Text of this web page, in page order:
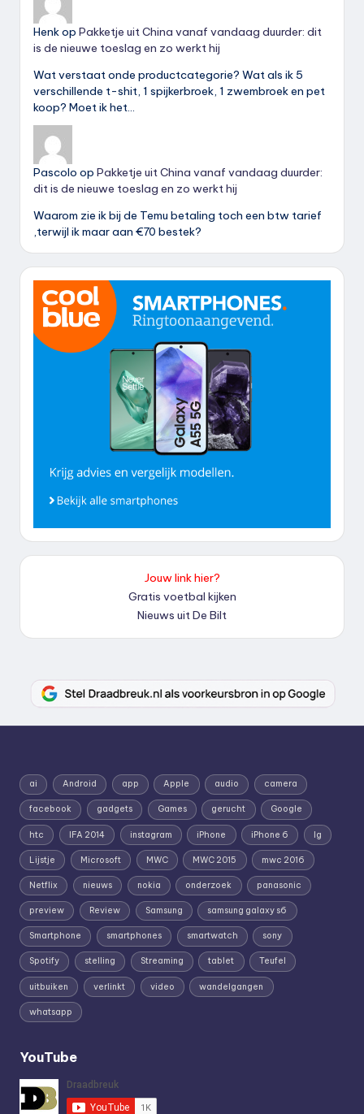
Henkop Pakketje uit China vanaf vandaag duurder: dit
is de nieuwe toeslag en zo werkt hij
Wat verstaat onde productcategorie? Wat als ik 5
verschillende t-shit, 1 spijkerbroek, 1 zwembroek en pet
koop? Moet ik het…
Pascolo op Pakketje uit China vanaf vandaag duurder:
dit is de nieuwe toeslag en zo werkt hij
Waarom zie ik bij de Temu betaling toch een btw tarief
,terwijl ik maar aan €70 bestek?
Jouw link hier?
Gratis voetbal kijken
Nieuws uit De Bilt
ai Android app Apple audio camera
facebook gadgets Games gerucht Google
htc IFA 2014 instagram iPhone iPhone 6 lg
Lijstje Microsoft MWC MWC 2015 mwc 2016
Netflix nieuws nokia onderzoek panasonic
preview Review Samsung samsung galaxy s6
Smartphone smartphones smartwatch sony
Spotify stelling Streaming tablet Teufel
uitbuiken verlinkt video wandelgangen
whatsapp
YouTube